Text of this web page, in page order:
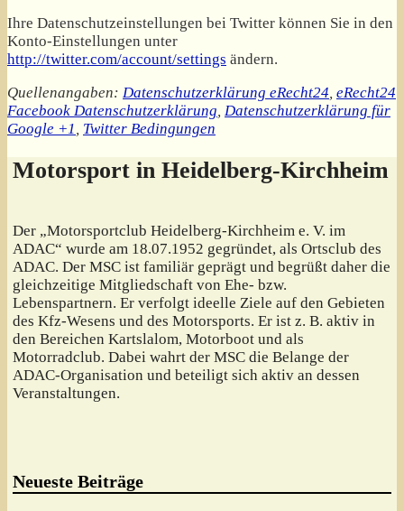
Ihre Datenschutzeinstellungen bei Twitter können Sie in den
Konto-Einstellungen unter
http://twitter.com/account/settings ändern.
Quellenangaben: Datenschutzerklärung eRecht24, eRecht24
Facebook Datenschutzerklärung, Datenschutzerklärung für
Google +1, Twitter Bedingungen
Motorsport in Heidelberg-Kirchheim
Der „Motorsportclub Heidelberg-Kirchheim e. V. im
ADAC“ wurde am 18.07.1952 gegründet, als Ortsclub des
ADAC. Der MSC ist familiär geprägt und begrüßt daher die
gleichzeitige Mitgliedschaft von Ehe- bzw.
Lebenspartnern. Er verfolgt ideelle Ziele auf den Gebieten
des Kfz-Wesens und des Motorsports. Er ist z. B. aktiv in
den Bereichen Kartslalom, Motorboot und als
Motorradclub. Dabei wahrt der MSC die Belange der
ADAC-Organisation und beteiligt sich aktiv an dessen
Veranstaltungen.
Neueste Beiträge